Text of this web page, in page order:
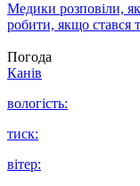
Медики розповіли,
робити, якщо стався
Погода
Канів
вологість:
тиск:
вітер: